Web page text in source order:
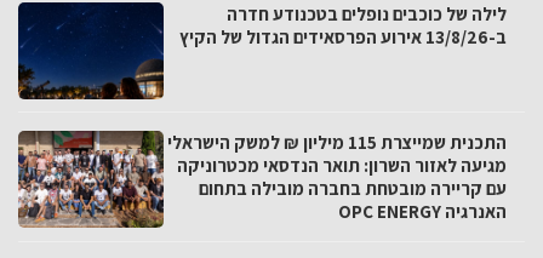
לילה של כוכבים נופלים בטכנודע חדרה
ב-13/8/26 אירוע הפרסאידים הגדול של הקיץ
התכנית שמייצרת 115 מיליון ₪ למשק הישראלי
מגיעה לאזור השרון: תואר הנדסאי מכטרוניקה
עם קריירה מובטחת בחברה מובילה בתחום
האנרגיה OPC ENERGY